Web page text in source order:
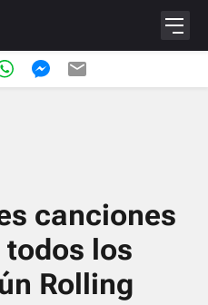
canciones
todos los
Rolling